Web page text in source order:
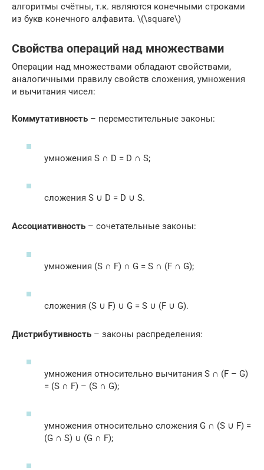
алгоритмы счётны, т.к. являются конечными строками
из букв конечного алфавита. \(\square\)
Свойства операций над множествами
Операции над множествами обладают свойствами,
аналогичными правилу свойств сложения, умножения
и вычитания чисел:
Коммутативность – переместительные законы:
умножения S ∩ D = D ∩ S;
сложения S ∪ D = D ∪ S.
Ассоциативность – сочетательные законы:
умножения (S ∩ F) ∩ G = S ∩ (F ∩ G);
сложения (S ∪ F) ∪ G = S ∪ (F ∪ G).
Дистрибутивность – законы распределения:
умножения относительно вычитания S ∩ (F – G)
= (S ∩ F) – (S ∩ G);
умножения относительно сложения G ∩ (S ∪ F) =
(G ∩ S) ∪ (G ∩ F);